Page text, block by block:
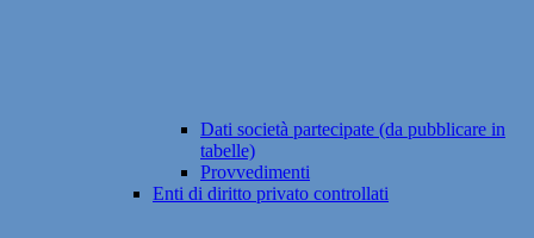
Dati società partecipate (da pubblicare in
tabelle)
Provvedimenti
Enti di diritto privato controllati